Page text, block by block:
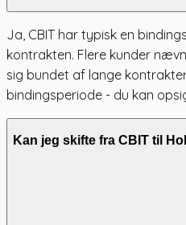
Ja, CBIT har typisk en
kontrakten. Flere kunder
sig bundet af lange
bindingsperiode - du kan
Kan jeg skifte fra CBIT til